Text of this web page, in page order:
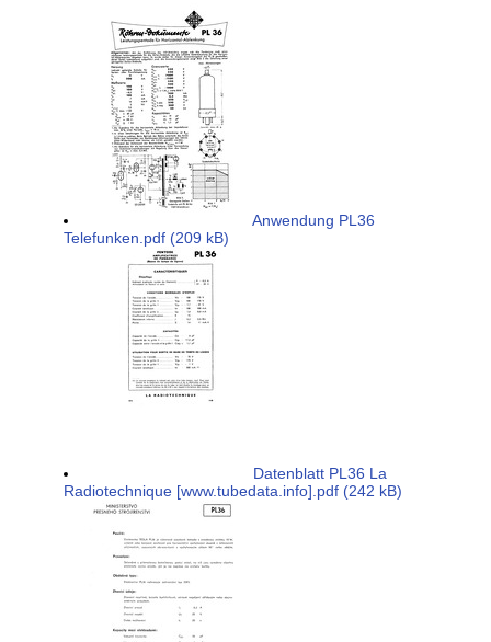
Anwendung PL36
Telefunken.pdf (209 kB)
Datenblatt PL36 La
Radiotechnique [www.tubedata.info].pdf (242 kB)